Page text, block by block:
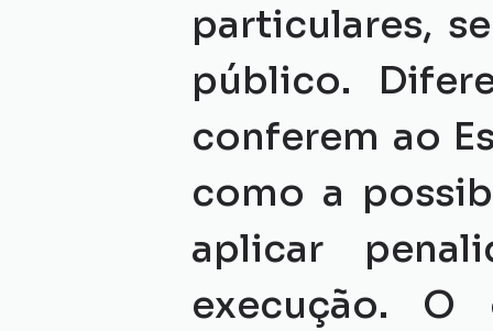
particulares,
público.
conferem ao
como a
aplicar
execução.